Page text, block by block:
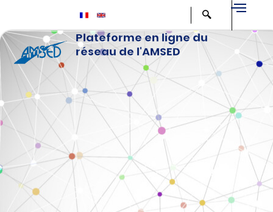
contenu
Plateforme en ligne du
réseau de l'AMSED